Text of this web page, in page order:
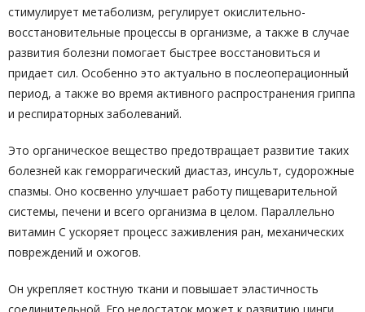
стимулирует метаболизм, регулирует окислительно-
восстановительные процессы в организме, а также в случае
развития болезни помогает быстрее восстановиться и
придает сил. Особенно это актуально в послеоперационный
период, а также во время активного распространения гриппа
и респираторных заболеваний.
Это органическое вещество предотвращает развитие таких
болезней как геморрагический диастаз, инсульт, судорожные
спазмы. Оно косвенно улучшает работу пищеварительной
системы, печени и всего организма в целом. Параллельно
витамин С ускоряет процесс заживления ран, механических
повреждений и ожогов.
Он укрепляет костную ткани и повышает эластичность